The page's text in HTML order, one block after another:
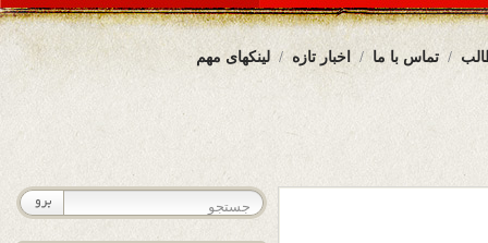
لینکهای مهم اخبار تازه تماس با ما